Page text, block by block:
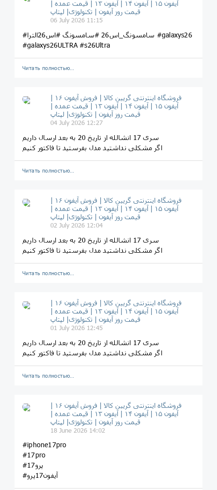
آیفون ۱۵ | آیفون ۱۴ | آیفون ۱۳ | قیمت عمده |
قیمت روز آیفون | تکنولوژی| لپتاپ
06 July 2026 11:15
#سامسونگ_اس26 #سامسونگ #اس26الترا #galaxys26
#galaxys26ULTRA #s26Ultra
Читать полностью…
فروشگاه اینترنتی گریین کالا | فروش آیفون ۱۶ |
آیفون ۱۵ | آیفون ۱۴ | آیفون ۱۳ | قیمت عمده |
قیمت روز آیفون | تکنولوژی| لپتاپ
04 July 2026 12:27
سری 17 انشالله از تاریخ 20 به بعد ارسال داریم
اگر مشکلی نداشتید مدل بفرستید تا فاکتور کنیم
Читать полностью…
فروشگاه اینترنتی گریین کالا | فروش آیفون ۱۶ |
آیفون ۱۵ | آیفون ۱۴ | آیفون ۱۳ | قیمت عمده |
قیمت روز آیفون | تکنولوژی| لپتاپ
02 July 2026 12:04
سری 17 انشالله از تاریخ 20 به بعد ارسال داریم
اگر مشکلی نداشتید مدل بفرستید تا فاکتور کنیم
Читать полностью…
فروشگاه اینترنتی گریین کالا | فروش آیفون ۱۶ |
آیفون ۱۵ | آیفون ۱۴ | آیفون ۱۳ | قیمت عمده |
قیمت روز آیفون | تکنولوژی| لپتاپ
01 July 2026 12:45
سری 17 انشالله از تاریخ 20 به بعد ارسال داریم
اگر مشکلی نداشتید مدل بفرستید تا فاکتور کنیم
Читать полностью…
فروشگاه اینترنتی گریین کالا | فروش آیفون ۱۶ |
آیفون ۱۵ | آیفون ۱۴ | آیفون ۱۳ | قیمت عمده |
قیمت روز آیفون | تکنولوژی| لپتاپ
18 June 2026 14:02
#iphone17pro
#17pro
#17پرو
#آیفون17پرو